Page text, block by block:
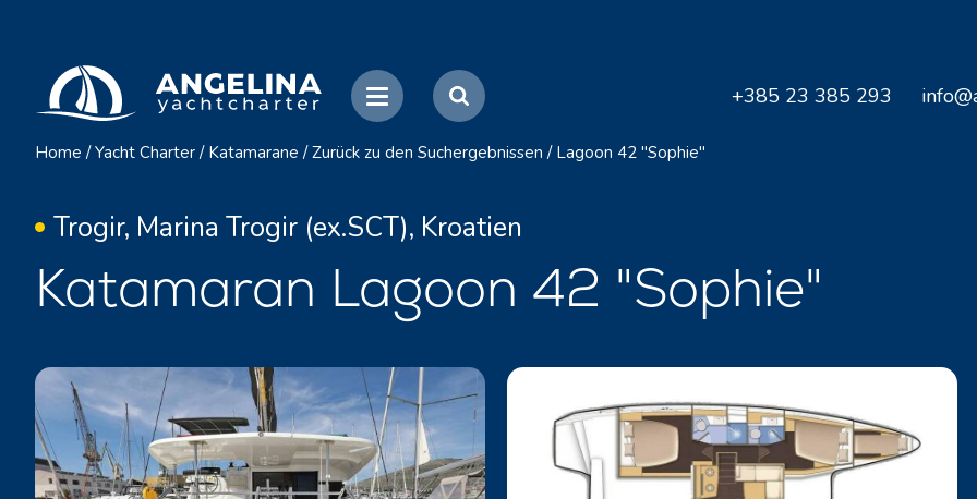
+385 23 385 293
Home / Yacht Charter / Katamarane / Zurück zu den Suchergebnissen / Lagoon 42 "Sophie"
Trogir, Marina Trogir (ex.SCT), Kroatien
Katamaran Lagoon 42 "Sophie"